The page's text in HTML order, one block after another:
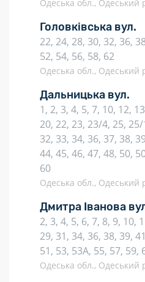
Одеська обл., Одеський
Головківська вул.
22, 24, 28, 30, 32, 36,
52, 54, 56, 58, 62
Одеська обл., Одеський
Дальницька вул.
1, 2, 3, 4, 5, 7, 10, 12,
20, 22, 23, 23/4, 25,
32, 33, 34, 36, 37, 38,
44, 45, 46, 47, 48, 50,
60
Одеська обл., Одеський
Дмитра Іванова
2, 3, 4, 5, 6, 7, 8, 9, 10,
29, 31, 34, 36, 38, 39,
51, 53, 53А, 55, 57, 59,
Одеська обл., Одеський